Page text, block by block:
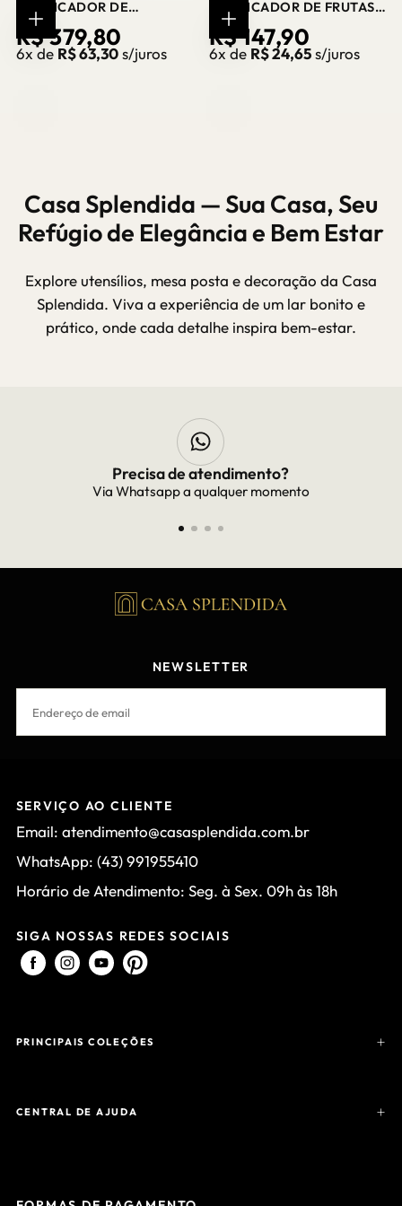
COMPRAR
AGORA
PURIFICADOR DE
ALIMENTOS PORTÁTIL OH–
| CASA SPLENDIDA
PREÇO
REGULAR
R$ 379,80
6x de R$ 63,30 s/juros
COMPRAR
AGORA
PURIFICADOR DE FRUTAS
E VEGETAIS USB – CASA
SPLENDIDA
PREÇO
REGULAR
R$ 147,90
6x de R$ 24,65 s/juros
Casa Splendida — Sua Casa, Seu
Refúgio de Elegância e Bem Estar
Explore utensílios, mesa posta e decoração da Casa
Splendida. Viva a experiência de um lar bonito e
prático, onde cada detalhe inspira bem-estar.
Precisa de atendimento?
Via Whatsapp a qualquer momento
NEWSLETTER
SERVIÇO AO CLIENTE
Email: atendimento@casasplendida.com.br
WhatsApp: (43) 991955410
Horário de Atendimento: Seg. à Sex. 09h às 18h
SIGA NOSSAS REDES SOCIAIS
PRINCIPAIS COLEÇÕES
CENTRAL DE AJUDA